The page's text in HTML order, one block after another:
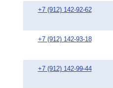
+7 (912) 142-92-62
+7 (912) 142-93-18
+7 (912) 142-99-44